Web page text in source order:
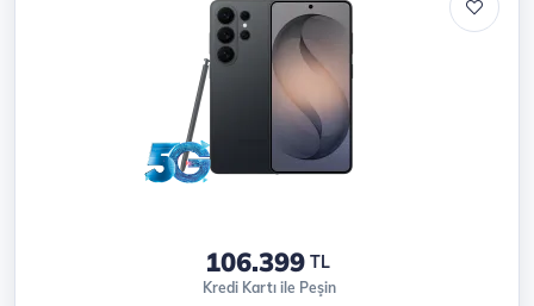
106.399 TL
Kredi Kartı ile Peşin